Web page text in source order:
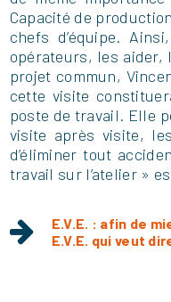
Capacité de
chefs d’équipe.
opérateurs, les aider,
projet commun,
cette visite
poste de travail. Elle
visite après visite,
d’éliminer tout
travail sur l’atelier »
E.V.E. : afin de
E.V.E. qui veut